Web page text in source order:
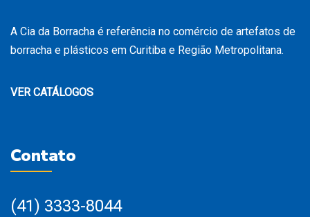
A Cia da Borracha é referência no comércio de artefatos de
borracha e plásticos em Curitiba e Região Metropolitana.
VER CATÁLOGOS
Contato
(41) 3333-8044